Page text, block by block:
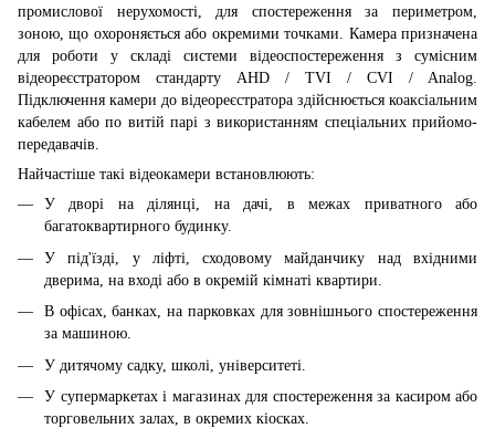
промислової нерухомості, для спостереження за периметром,
зоною, що охороняється або окремими точками. Камера призначена
для роботи у складі системи відеоспостереження з сумісним
відеореєстратором стандарту AHD / TVI / CVI / Analog.
Підключення камери до відеореєстратора здійснюється коаксіальним
кабелем або по витій парі з використанням спеціальних прийомо-
передавачів.
Найчастіше такі відеокамери встановлюють:
У дворі на ділянці, на дачі, в межах приватного або
багатоквартирного будинку.
У під'їзді, у ліфті, сходовому майданчику над вхідними
дверима, на вході або в окремій кімнаті квартири.
В офісах, банках, на парковках для зовнішнього спостереження
за машиною.
У дитячому садку, школі, університеті.
У супермаркетах і магазинах для спостереження за касиром або
торговельних залах, в окремих кіосках.